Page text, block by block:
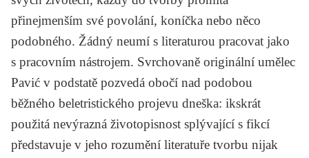
přinejmenším své povolání, koníčka nebo něco
podobného. Žádný neumí s literaturou pracovat jako
s pracovním nástrojem. Svrchovaně originální umělec
Pavić v podstatě pozvedá obočí nad podobou
běžného beletristického projevu dneška: ikskrát
použitá nevýrazná životopisnost splývající s fikcí
představuje v jeho rozumění literatuře tvorbu nijak